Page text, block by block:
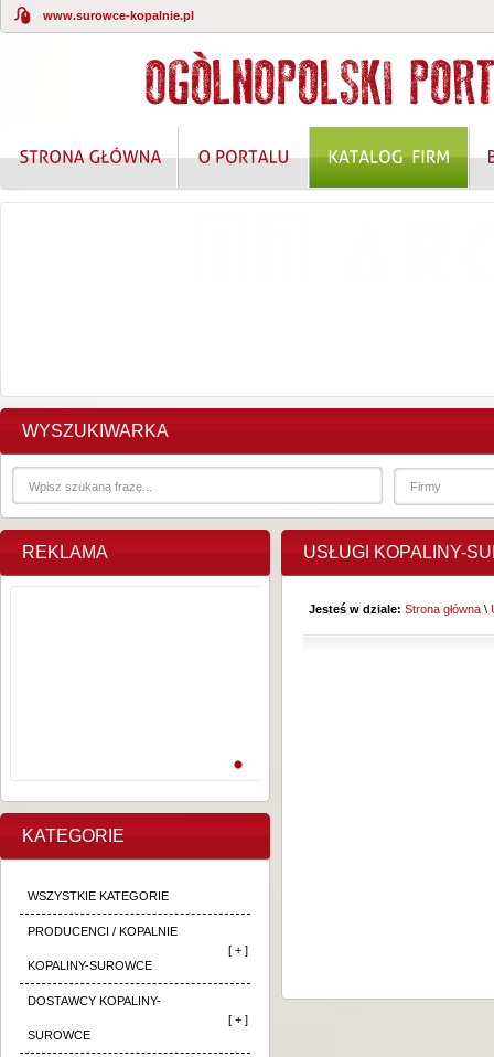
www.surowce-kopalnie.pl
WYSZUKIWARKA
REKLAMA
KATEGORIE
WSZYSTKIE KATEGORIE
PRODUCENCI / KOPALNIE
KOPALINY-SUROWCE
[ + ]
DOSTAWCY KOPALINY-
SUROWCE
[ + ]
USŁUGI KOPALINY-
Jesteś w dziale: Strona główna \